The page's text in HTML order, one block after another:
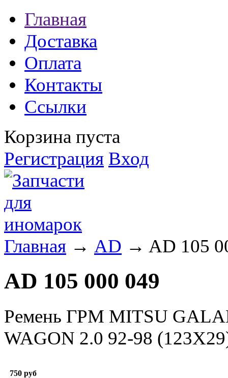
Главная
Доставка
Оплата
Контакты
Ссылки
Корзина пуста
Регистрация Вход
Главная → AD → AD 105
AD 105 000 049
Ремень ГРМ MITSU
WAGON 2.0 92-98
750 руб